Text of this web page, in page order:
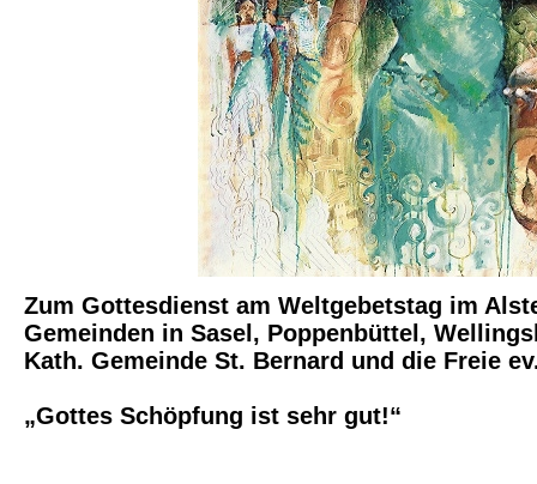
Zum Gottesdienst am Weltgebetstag im
Gemeinden in Sasel, Poppenbüttel,
Kath. Gemeinde St. Bernard und die Freie
„Gottes Schöpfung ist sehr gut!“